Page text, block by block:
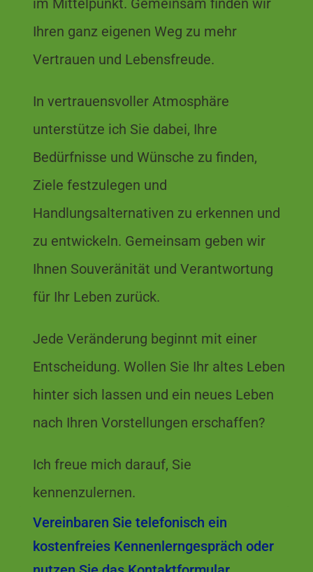
im Mittelpunkt. Gemeinsam finden wir
Ihren ganz eigenen Weg zu mehr
Vertrauen und Lebensfreude.
In vertrauensvoller Atmosphäre
unterstütze ich Sie dabei, Ihre
Bedürfnisse und Wünsche zu finden,
Ziele festzulegen und
Handlungsalternativen zu erkennen und
zu entwickeln. Gemeinsam geben wir
Ihnen Souveränität und Verantwortung
für Ihr Leben zurück.
Jede Veränderung beginnt mit einer
Entscheidung. Wollen Sie Ihr altes Leben
hinter sich lassen und ein neues Leben
nach Ihren Vorstellungen erschaffen?
Ich freue mich darauf, Sie
kennenzulernen.
Vereinbaren Sie telefonisch ein
kostenfreies Kennenlerngespräch oder